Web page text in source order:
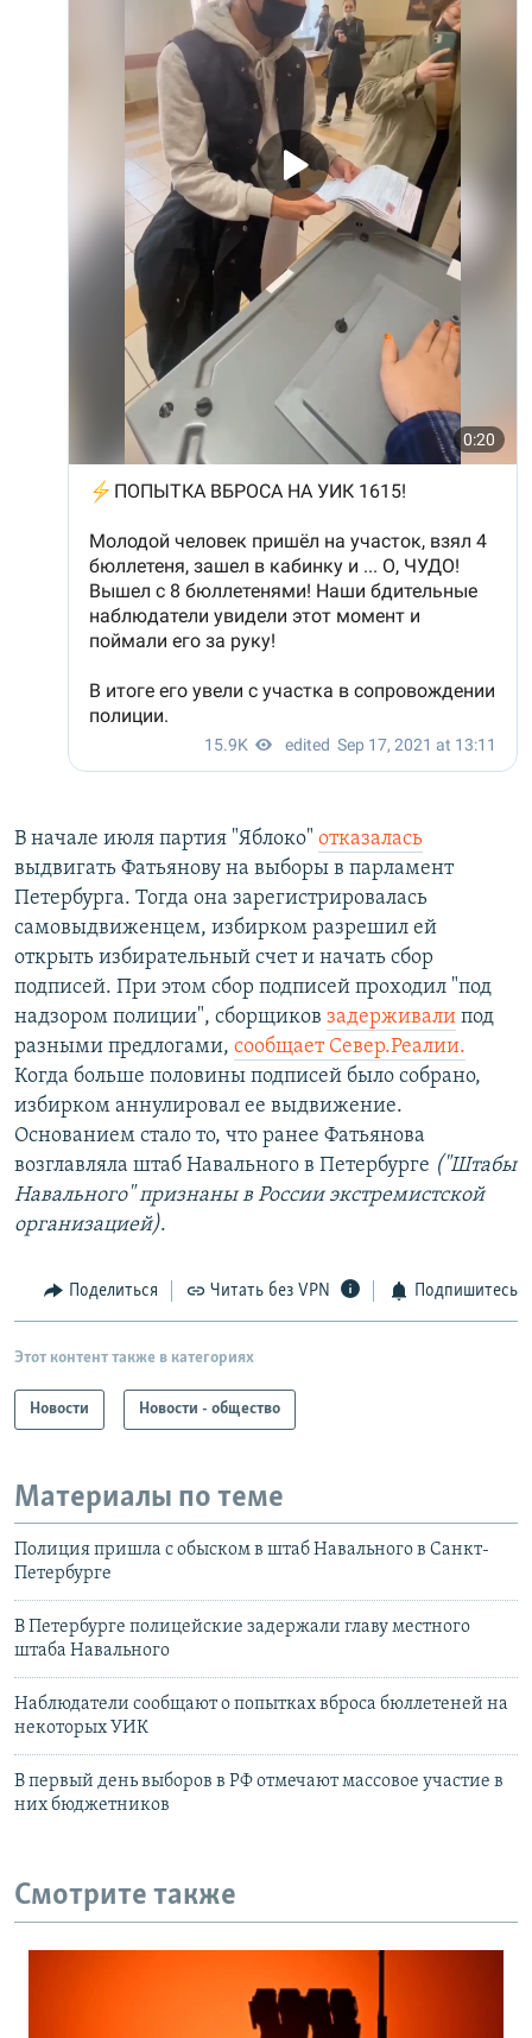
В начале июля партия "Яблоко" отказалась
выдвигать Фатьянову на выборы в парламент
Петербурга. Тогда она зарегистрировалась
самовыдвиженцем, избирком разрешил ей
открыть избирательный счет и начать сбор
подписей. При этом сбор подписей проходил "под
надзором полиции", сборщиков задерживали под
разными предлогами, сообщает Север.Реалии.
Когда больше половины подписей было собрано,
избирком аннулировал ее выдвижение.
Основанием стало то, что ранее Фатьянова
возглавляла штаб Навального в Петербурге ("Штабы
Навального" признаны в России экстремистской
организацией).
Поделиться Читать без VPN Подпишитесь
Этот контент также в категориях
Новости Новости - общество
Материалы по теме
Полиция пришла с обыском в штаб Навального в Санкт-
Петербурге
В Петербурге полицейские задержали главу местного
штаба Навального
Наблюдатели сообщают о попытках вброса бюллетеней на
некоторых УИК
В первый день выборов в РФ отмечают массовое участие в
них бюджетников
Смотрите также